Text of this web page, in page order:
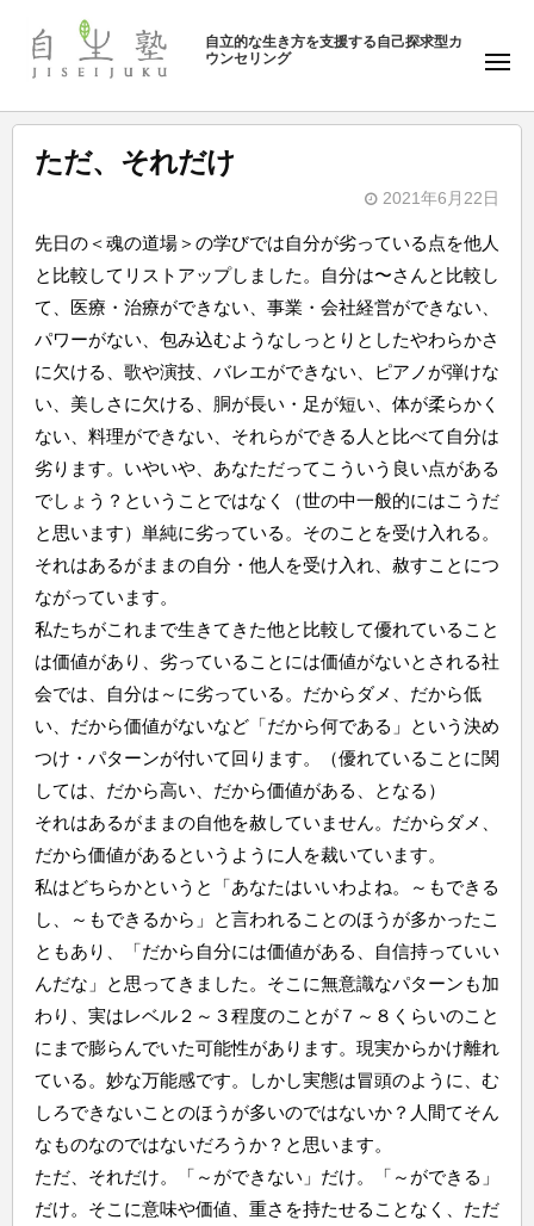
ン
自
塾
自立的な生き方を支援する自己探求型カ
ウンセリング
メ
ュ
ー
ただ、それだけ
2021年6月22日
y
自
生
塾
先日の＜魂の道場＞の学びでは自分が劣っている点を他人
と比較してリストアップしました。自分は〜さんと比較し
て、医療・治療ができない、事業・会社経営ができない、
パワーがない、包み込むようなしっとりとしたやわらかさ
に欠ける、歌や演技、バレエができない、ピアノが弾けな
い、美しさに欠ける、胴が長い・足が短い、体が柔らかく
ない、料理ができない、それらができる人と比べて自分は
劣ります。いやいや、あなただってこういう良い点がある
でしょう？ということではなく（世の中一般的にはこうだ
と思います）単純に劣っている。そのことを受け入れる。
それはあるがままの自分・他人を受け入れ、赦すことにつ
ながっています。
私たちがこれまで生きてきた他と比較して優れていること
は価値があり、劣っていることには価値がないとされる社
会では、自分は～に劣っている。だからダメ、だから低
い、だから価値がないなど「だから何である」という決め
つけ・パターンが付いて回ります。（優れていることに関
しては、だから高い、だから価値がある、となる）
それはあるがままの自他を赦していません。だからダメ、
だから価値があるというように人を裁いています。
私はどちらかというと「あなたはいいわよね。～もできる
し、～もできるから」と言われることのほうが多かったこ
ともあり、「だから自分には価値がある、自信持っていい
んだな」と思ってきました。そこに無意識なパターンも加
わり、実はレベル２～３程度のことが７～８くらいのこと
にまで膨らんでいた可能性があります。現実からかけ離れ
ている。妙な万能感です。しかし実態は冒頭のように、む
しろできないことのほうが多いのではないか？人間てそん
なものなのではないだろうか？と思います。
ただ、それだけ。「～ができない」だけ。「～ができる」
だけ。そこに意味や価値、重さを持たせることなく、ただ